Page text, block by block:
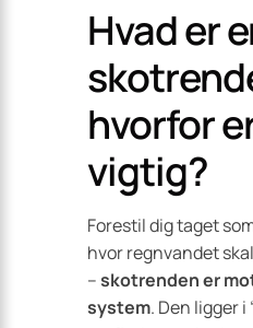
Hvad er
hvorfor
vigtig?
Forestil dig taget
hvor regnvandet
–skotrenden er
system. Den ligger i